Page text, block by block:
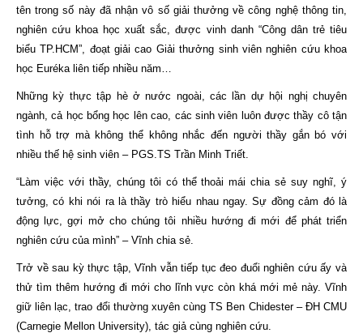
tên trong số này đã nhận vô số giải thưởng về công nghệ thông tin,
nghiên cứu khoa học xuất sắc, được vinh danh “Công dân trẻ tiêu
biểu TP.HCM”, đoạt giải cao Giải thưởng sinh viên nghiên cứu khoa
học Euréka liên tiếp nhiều năm…
Những kỳ thực tập hè ở nước ngoài, các lần dự hội nghị chuyên
ngành, cả học bổng học lên cao, các sinh viên luôn được thầy cô tận
tình hỗ trợ mà không thể không nhắc đến người thầy gắn bó với
nhiều thế hệ sinh viên – PGS.TS Trần Minh Triết.
“Làm việc với thầy, chúng tôi có thể thoải mái chia sẻ suy nghĩ, ý
tưởng, có khi nói ra là thầy trò hiểu nhau ngay. Sự đồng cảm đó là
động lực, gợi mở cho chúng tôi nhiều hướng đi mới để phát triển
nghiên cứu của mình” – Vĩnh chia sẻ.
Trở về sau kỳ thực tập, Vĩnh vẫn tiếp tục đeo đuổi nghiên cứu ấy và
thử tìm thêm hướng đi mới cho lĩnh vực còn khá mới mẻ này. Vĩnh
giữ liên lạc, trao đổi thường xuyên cùng TS Ben Chidester – ĐH CMU
(Carnegie Mellon University), tác giả cùng nghiên cứu.